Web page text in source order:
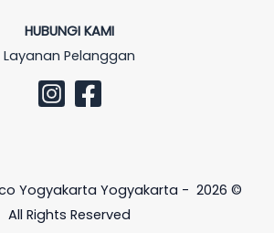
HUBUNGI KAMI
Layanan Pelanggan
Yogyakarta Yogyakarta - 2026 ©
All Rights Reserved